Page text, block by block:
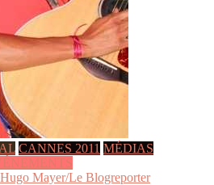
CANNES 2011 MÉDIAS
Hugo Mayer/Le Blogreporter